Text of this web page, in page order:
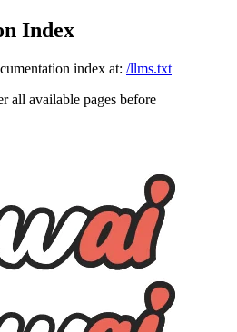
Index
index at: /llms.txt
all available pages before